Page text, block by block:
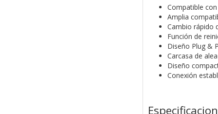
Compatible
Amplia
Cambio rápido
Función de
Diseño Plug &
Carcasa de
Diseño
Conexión